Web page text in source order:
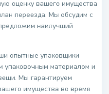
оценку вашего имущества
переезда. Мы обсудим с
наилучший
опытные упаковщики
упаковочным материалом и
Мы гарантируем
имущества во время